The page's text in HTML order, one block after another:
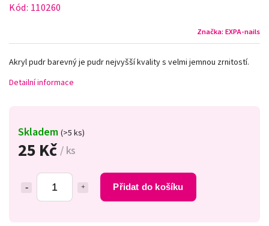
Kód: 110260
Značka: EXPA-nails
25 Kč/ ks
Přidat do košíku
Skladem (>5 ks)
Akryl pudr barevný je pudr nejvyšší kvality s velmi jemnou zrnitostí.
Detailní informace